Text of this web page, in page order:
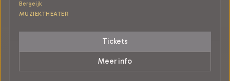
Bergeijk
MUZIEKTHEATER
Tickets
Meer info